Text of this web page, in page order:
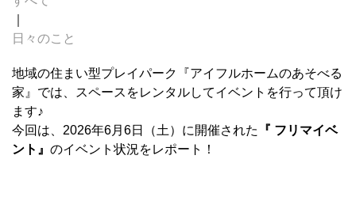
日々のこと
地域の住まい型プレイパーク『アイフルホームのあそべる
家』では、スペースをレンタルしてイベントを行って頂け
ます♪
今回は、2026年6月6日（土）に開催された
『 フリマイベ
ント』 のイベント状況をレポート！